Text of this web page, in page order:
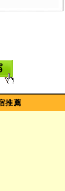
推薦